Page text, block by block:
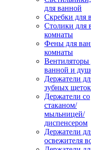
для ванной
Скребки для
Столики для
комнаты
Фены для
комнаты
Вентиляторы
ванной и
Держатели
зубных щеток
Держатели со
стаканом/
мыльницей/
диспенсером
Держатели
освежителя